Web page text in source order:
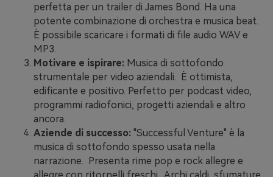
perfetta per un trailer di James Bond. Ha una
potente combinazione di orchestra e musica beat.
È possibile scaricare i formati di file audio WAV e
MP3.
Motivare e ispirare: Musica di sottofondo
strumentale per video aziendali. È ottimista,
edificante e positivo. Perfetto per podcast video,
programmi radiofonici, progetti aziendali e altro
ancora.
Aziende di successo: "Successful Venture" è la
musica di sottofondo spesso usata nella
narrazione. Presenta rime pop e rock allegre e